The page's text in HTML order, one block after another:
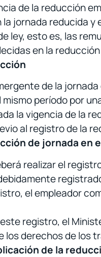
de la reducción
jornada reducida y
ley, esto es, las
en la
de la
mismo período por
la vigencia de la
al registro de la
de jornada en
realizar el
el empleador
registro, el
los derechos de los
de la